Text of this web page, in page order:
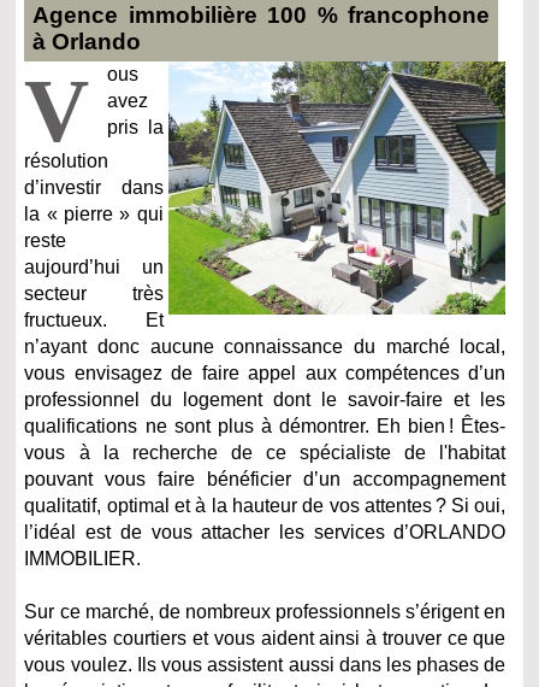
Agence immobilière 100 % francophone
à Orlando
V
ous
avez
pris la
résolution
d’investir dans
la « pierre » qui
reste
aujourd’hui un
secteur très
fructueux. Et
n’ayant donc aucune connaissance du marché local,
vous envisagez de faire appel aux compétences d’un
professionnel du logement dont le savoir-faire et les
qualifications ne sont plus à démontrer. Eh bien ! Êtes-
vous à la recherche de ce spécialiste de l'habitat
pouvant vous faire bénéficier d’un accompagnement
qualitatif, optimal et à la hauteur de vos attentes ? Si oui,
l’idéal est de vous attacher les services d’ORLANDO
IMMOBILIER.
Sur ce marché, de nombreux professionnels s’érigent en
véritables courtiers et vous aident ainsi à trouver ce que
vous voulez. Ils vous assistent aussi dans les phases de